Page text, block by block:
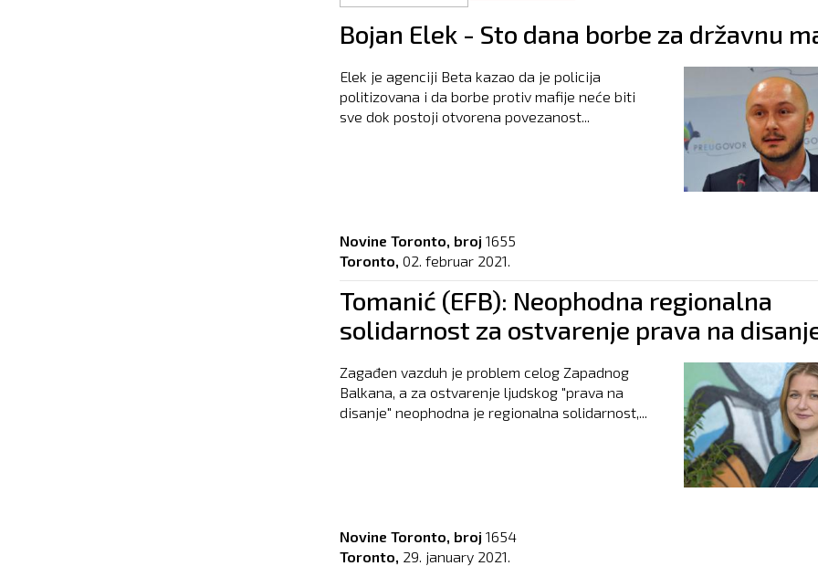
Bojan Elek - Sto dana borbe za državnu
Elek je agenciji Beta kazao da je policija
politizovana i da borbe protiv mafije neće biti
sve dok postoji otvorena povezanost...
Novine Toronto, broj 1655
Toronto, 02. februar 2021.
Tomanić (EFB): Neophodna regionalna
solidarnost za ostvarenje prava na
Zagađen vazduh je problem celog Zapadnog
Balkana, a za ostvarenje ljudskog "prava na
disanje" neophodna je regionalna solidarnost,...
Novine Toronto, broj 1654
Toronto, 29. january 2021.
Pages